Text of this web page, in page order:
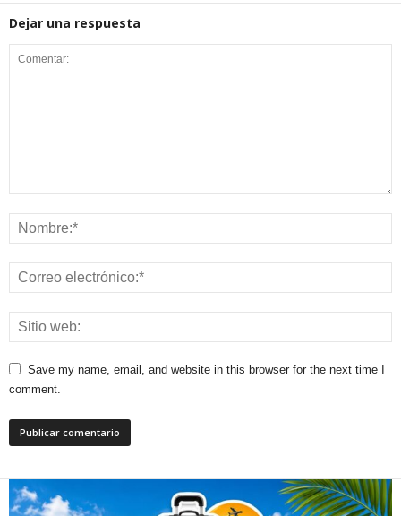
Dejar una respuesta
Save my name, email, and website in this browser for the next time I
comment.